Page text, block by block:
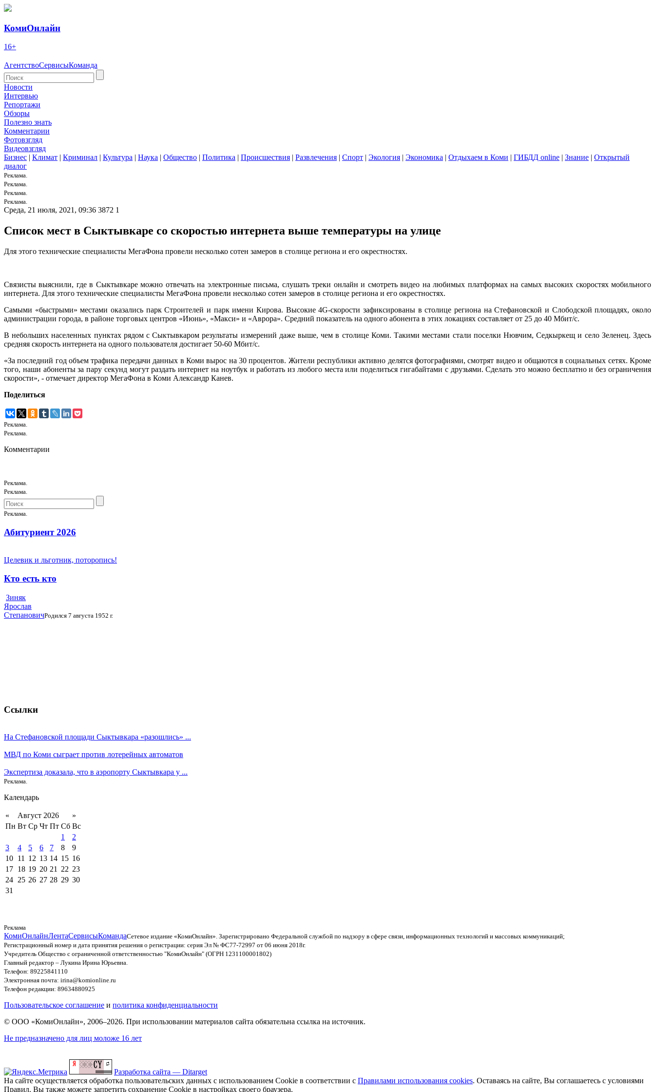
КомиОнлайн
16+
АгентствоСервисыКоманда
Новости
Интервью
Репортажи
Обзоры
Полезно знать
Комментарии
Фотовзгляд
Видеовзгляд
Бизнес | Климат | Криминал | Культура | Наука | Общество | Политика | Происшествия | Развлечения | Спорт | Экология | Экономика | Отдыхаем в Коми | ГИБДД online | Знание | Открытый
диалог
Реклама.
Реклама.
Реклама.
Реклама.
Среда, 21 июля, 2021, 09:36 3872 1
Список мест в Сыктывкаре со скоростью интернета выше температуры на улице
Для этого технические специалисты МегаФона провели несколько сотен замеров в столице региона и его окрестностях.
Связисты выяснили, где в Сыктывкаре можно отвечать на электронные письма, слушать треки онлайн и смотреть видео на любимых платформах на самых высоких скоростях мобильного
интернета. Для этого технические специалисты МегаФона провели несколько сотен замеров в столице региона и его окрестностях.
Самыми «быстрыми» местами оказались парк Строителей и парк имени Кирова. Высокие 4G-скорости зафиксированы в столице региона на Стефановской и Слободской площадях, около
администрации города, в районе торговых центров «Июнь», «Макси» и «Аврора». Средний показатель на одного абонента в этих локациях составляет от 25 до 40 Мбит/с.
В небольших населенных пунктах рядом с Сыктывкаром результаты измерений даже выше, чем в столице Коми. Такими местами стали поселки Нювчим, Седкыркещ и село Зеленец. Здесь
средняя скорость интернета на одного пользователя достигает 50-60 Мбит/с.
«За последний год объем трафика передачи данных в Коми вырос на 30 процентов. Жители республики активно делятся фотографиями, смотрят видео и общаются в социальных сетях. Кроме
того, наши абоненты за пару секунд могут раздать интернет на ноутбук и работать из любого места или поделиться гигабайтами с друзьями. Сделать это можно бесплатно и без ограничения
скорости», - отмечает директор МегаФона в Коми Александр Канев.
Поделиться
Реклама.
Реклама.
Комментарии
Реклама.
Реклама.
Реклама.
Абитуриент 2026
Целевик и льготник, поторопись!
Кто есть кто
Зиняк
Ярослав
СтепановичРодился 7 августа 1952 г.
Ссылки
На Стефановской площади Сыктывкара «разошлись» ...
МВД по Коми сыграет против лотерейных автоматов
Экспертиза доказала, что в аэропорту Сыктывкара у ...
Реклама.
Календарь
« Август 2026
»
Пн Вт Ср Чт Пт Сб Вс
1
2
3
4 5 6 7 8
9
10 11 12 13 14 15 16
17 18 19 20 21 22 23
24 25 26 27 28 29 30
31
Реклама
КомиОнлайнЛентаСервисыКомандаСетевое издание «КомиОнлайн». Зарегистрировано Федеральной службой по надзору в сфере связи, информационных технологий и массовых коммуникаций;
Регистрационный номер и дата принятия решения о регистрации: серия Эл № ФС77-72997 от 06 июня 2018г.
Учредитель Общество с ограниченной ответственностью "КомиОнлайн" (ОГРН 1231100001802)
Главный редактор – Лукина Ирина Юрьевна.
Телефон: 89225841110
Электронная почта: irina@komionline.ru
Телефон редакции: 89634880925
Пользовательское соглашение и политика конфиденциальности
© ООО «КомиОнлайн», 2006–2026. При использовании материалов сайта обязательна ссылка на источник.
Не предназначено для лиц моложе 16 лет
Разработка сайта — Ditarget
На сайте осуществляется обработка пользовательских данных с использованием Cookie в соответствии с Правилами использования cookies. Оставаясь на сайте, Вы соглашаетесь с условиями
Правил. Вы также можете запретить сохранение Cookie в настройках своего браузера.